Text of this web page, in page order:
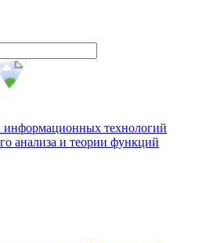
информационных технологий
анализа и теории функций